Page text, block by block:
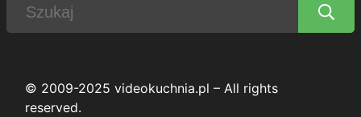
© 2009-2025 videokuchnia.pl – All rights
reserved.